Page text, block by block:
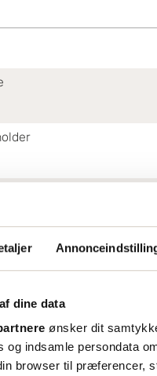
dine data
ønsker dit
og indsamle persondata
browser til præferencer,
1 118.88
880.32